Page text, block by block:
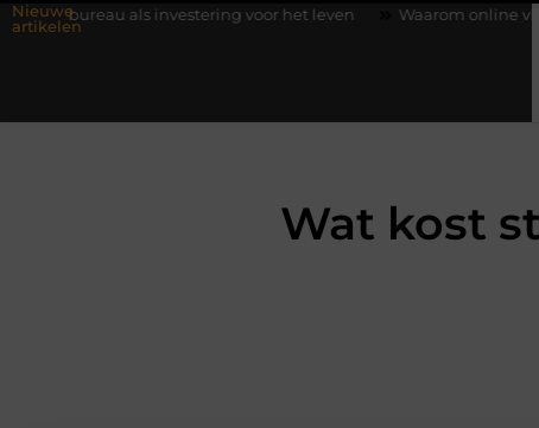
Nieuwe
artikelen
voor het leven Waarom online vlees bestellen steeds
Wat kost